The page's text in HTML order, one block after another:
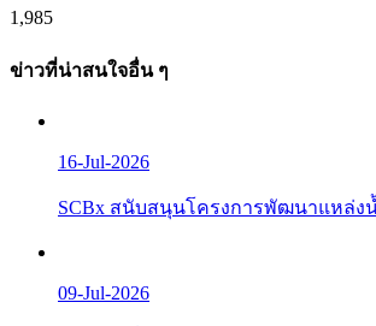
1,985
ข่าวที่น่าสนใจอื่น ๆ
16-Jul-2026
SCBx สนับสนุนโครงการพัฒนาแหล่ง
09-Jul-2026